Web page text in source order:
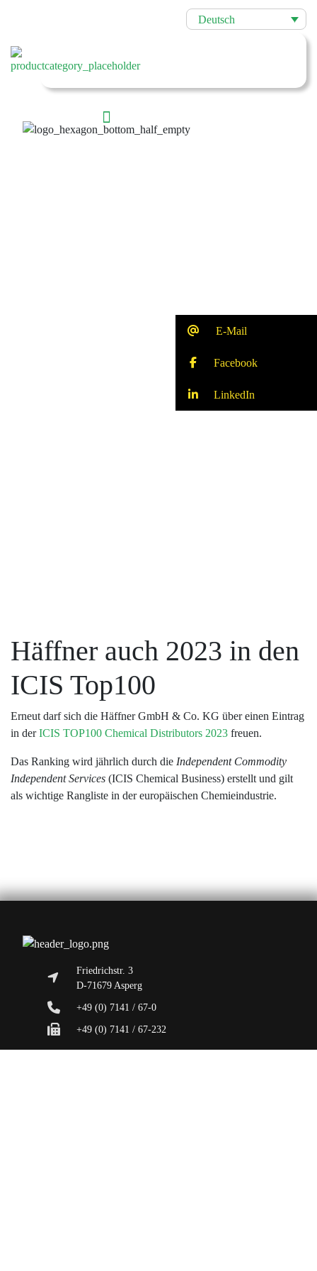
Deutsch
Häffner auch 2023 in den
ICIS Top100
Erneut darf sich die Häffner GmbH & Co. KG über einen Eintrag
in derICIS TOP100 Chemical Distributors 2023 freuen.
Das Ranking wird jährlich durch die Independent Commodity
Independent Services (ICIS Chemical Business) erstellt und gilt
als wichtige Rangliste in der europäischen Chemieindustrie.
Friedrichstr. 3
D-71679 Asperg
+49 (0) 7141 / 67-0
+49 (0) 7141 / 67-232
E-Mail
Facebook
LinkedIn